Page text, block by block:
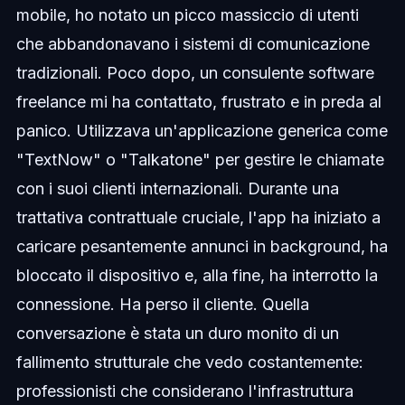
mobile, ho notato un picco massiccio di utenti
che abbandonavano i sistemi di comunicazione
tradizionali. Poco dopo, un consulente software
freelance mi ha contattato, frustrato e in preda al
panico. Utilizzava un'applicazione generica come
"TextNow" o "Talkatone" per gestire le chiamate
con i suoi clienti internazionali. Durante una
trattativa contrattuale cruciale, l'app ha iniziato a
caricare pesantemente annunci in background, ha
bloccato il dispositivo e, alla fine, ha interrotto la
connessione. Ha perso il cliente. Quella
conversazione è stata un duro monito di un
fallimento strutturale che vedo costantemente:
professionisti che considerano l'infrastruttura